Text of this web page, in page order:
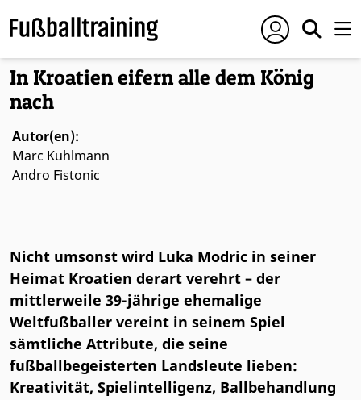
Foto: © Conny Kurth
In Kroatien eifern alle dem König
nach
Autor(en):
Marc Kuhlmann
Andro Fistonic
Nicht umsonst wird Luka Modric in seiner
Heimat Kroatien derart verehrt – der
mittlerweile 39-jährige ehemalige
Weltfußballer vereint in seinem Spiel
sämtliche Attribute, die seine
fußballbegeisterten Landsleute lieben:
Kreativität, Spielintelligenz, Ballbehandlung